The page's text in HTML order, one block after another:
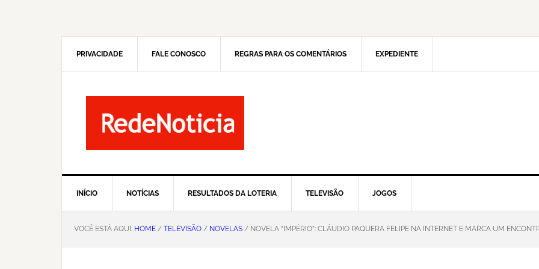
PRIVACIDADE FALE CONOSCO REGRAS PARA OS COMENTÁRIOS EXPEDIENTE
INÍCIO NOTÍCIAS RESULTADOS DA LOTERIA TELEVISÃO JOGOS
VOCÊ ESTÁ AQUI: HOME / TELEVISÃO / NOVELAS / NOVELA “IMPÉRIO”: CLÁUDIO PAQUERA FELIPE NA INTERNET E MARCA UM